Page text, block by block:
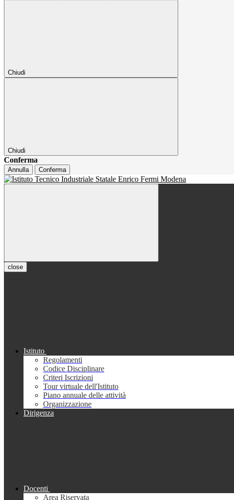
Chiudi
Chiudi
Conferma
Annulla Conferma
close
Istituto
Regolamenti
Codice Disciplinare
Criteri Iscrizioni
Tour virtuale dell'Istituto
Piano annuale delle attività
Organizzazione
Dirigenza
Docenti
Area Riservata